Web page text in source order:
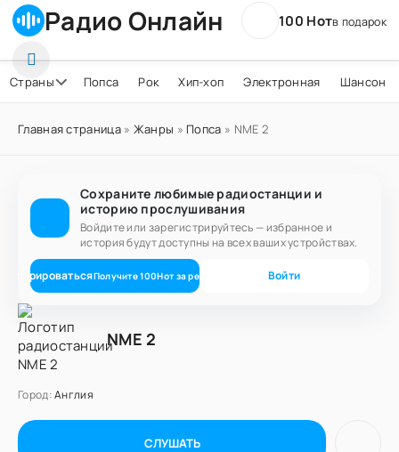
Радио Онлайн 100 Нотв подарок
Страны Попса Рок Хип-хоп Электронная Шансон
Главная страница» Жанры » Попса » NME 2
Сохраните любимые радиостанции и
историю прослушивания
Войдите или зарегистрируйтесь — избранное и
история будут доступны на всех ваших устройствах.
Получите100Нот за регистрацию Войти
NME 2
Город:Англия
СЛУШАТЬ